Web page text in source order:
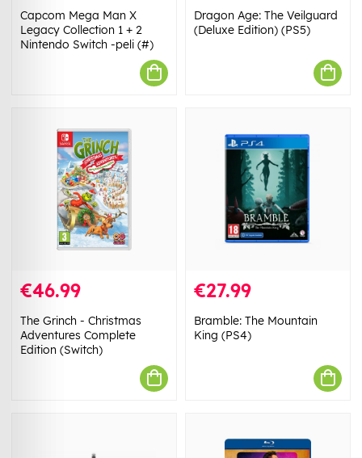
Capcom Mega Man X
Legacy Collection 1 + 2
Nintendo Switch -peli (#)
Dragon Age: The Veilguard
(Deluxe Edition) (PS5)
€46.99
The Grinch - Christmas
Adventures Complete
Edition (Switch)
€27.99
Bramble: The Mountain
King (PS4)